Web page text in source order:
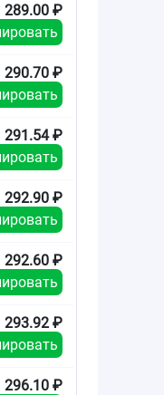
289.00 ₽
290.70 ₽
291.54 ₽
292.90 ₽
292.60 ₽
293.92 ₽
296.10 ₽